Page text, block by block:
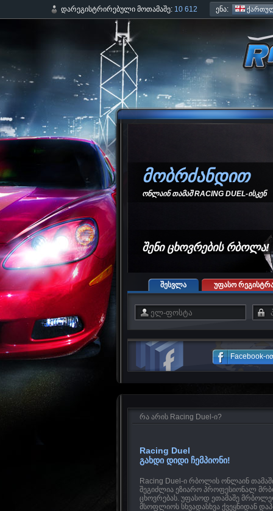
დარეგისტრირებული მოთამაშე: 10 612 ენა:
მობრძანდით
ონლაინ თამაშ RACING DUEL-ისკენ
შენი ცხოვრების რბოლა!
შესვლა უფასო
Facebook-
რა არის Racing Duel-ი?
Racing Duel
გახდი დიდი ჩემპიონი!
Racing Duel-ი რბოლის ონლაინ
შეგიძლია ეზიარო პროფესიონალ
ცხოვრებას. უფასოდ ეთამაშე
მსოფლიოს სხვადასხვა ქვეყნიდან